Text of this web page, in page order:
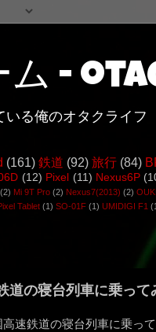
ム -
る俺のオタクライフ
(161) 鉄道 (92) 旅行 (84)
(12) Pixel (11) Nexus6P
(2) Mi 9T Pro (2) Nexus7(2013) (2)
Tablet (1) SO-01F (1) UMIDIGI F1
の寝台列車に乗って
速鉄道の寝台列車に乗って